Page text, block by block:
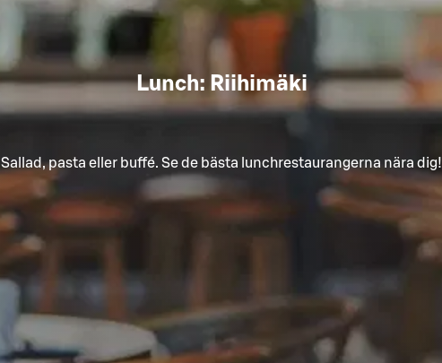
Lunch: Riihimäki
Sallad, pasta eller buffé. Se de bästa lunchrestaurangerna nära dig!